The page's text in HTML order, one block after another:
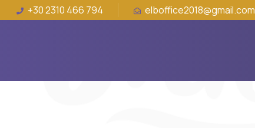
+30 2310 466 794 elboffice2018@gmail.com